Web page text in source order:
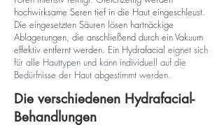
hochwirksame Seren tief in die Haut eingeschleust.
Die eingesetzten Säuren lösen hartnäckige
Ablagerungen, die anschließend durch ein Vakuum
effektiv entfernt werden. Ein Hydrafacial eignet sich
für alle Hauttypen und kann individuell auf die
Bedürfnisse der Haut abgestimmt werden.
Die verschiedenen Hydrafacial-
Behandlungen